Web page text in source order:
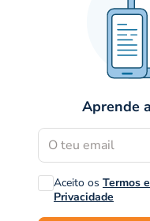
Aprende
Aceito os Termos
Privacidade